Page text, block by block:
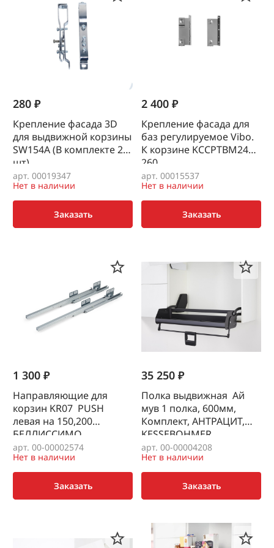
280 ₽
Крепление фасада 3D
для выдвижной корзины
SW154A (В комплекте 2
шт)
арт. 00019347
Нет в наличии
Заказать
2 400 ₽
Крепление фасада для
баз регулируемое Vibo.
К корзине KCCPTBM245.
260
арт. 00015537
Нет в наличии
Заказать
1 300 ₽
Направляющие для
корзин KR07 PUSH
левая на 150,200
БЕЛЛИССИМО
арт. 00-00002574
Нет в наличии
Заказать
35 250 ₽
Полка выдвижная Ай
мув 1 полка, 600мм,
Комплект, АНТРАЦИТ,
KESSEBOHMER
арт. 00-00004208
Нет в наличии
Заказать